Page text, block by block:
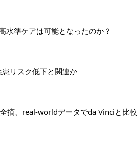
水準ケアは可能となったのか？
リスク低下と関連か
摘、real-worldデータでda Vinciと比較